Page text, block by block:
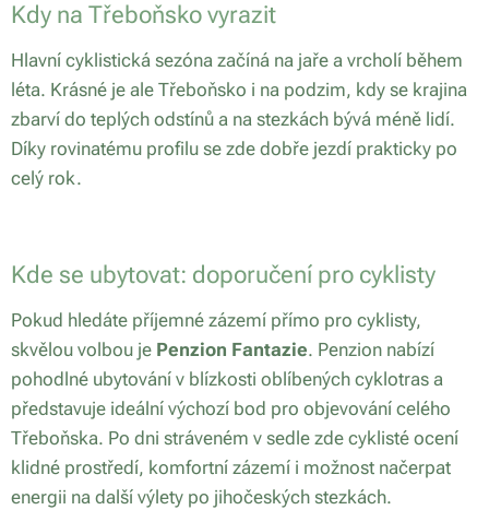
Kdy na Třeboňsko vyrazit
Hlavní cyklistická sezóna začíná na jaře a vrcholí během
léta. Krásné je ale Třeboňsko i na podzim, kdy se krajina
zbarví do teplých odstínů a na stezkách bývá méně lidí.
Díky rovinatému profilu se zde dobře jezdí prakticky po
celý rok.
Kde se ubytovat: doporučení pro cyklisty
Pokud hledáte příjemné zázemí přímo pro cyklisty,
skvělou volbou je Penzion Fantazie. Penzion nabízí
pohodlné ubytování v blízkosti oblíbených cyklotras a
představuje ideální výchozí bod pro objevování celého
Třeboňska. Po dni stráveném v sedle zde cyklisté ocení
klidné prostředí, komfortní zázemí i možnost načerpat
energii na další výlety po jihočeských stezkách.